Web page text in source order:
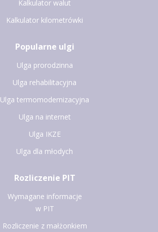
Kalkulator walut
Kalkulator kilometrówki
Popularne ulgi
Ulga prorodzinna
Ulga rehabilitacyjna
Ulga termomodernizacyjna
Ulga na internet
Ulga IKZE
Ulga dla młodych
Rozliczenie PIT
Wymagane informacje
w PIT
Rozliczenie z małżonkiem